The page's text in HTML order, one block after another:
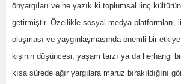
önyargıları ve ne yazık ki toplumsal linç
getirmiştir. Özellikle sosyal medya platformları,
oluşması ve yaygınlaşmasında önemli bir
kişinin düşüncesi, yaşam tarzı ya da herhangi
kısa sürede ağır yargılara maruz bırakıldığını